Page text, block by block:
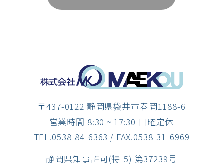
的な課題を解決するために、2030年までに国連加
本方針は、お客様の個人情報もしくはそれに準ず
る情報を取り扱う際に、当サイトが遵守する方針
を示したものです。
個人情報の利用目的
〒437-0122 静岡県袋井市春岡1188-6
営業時間 8:30 ~ 17:30 日曜定休
TEL.0538-84-6363 / FAX.0538-31-6969
静岡県知事許可(特-5) 第37239号